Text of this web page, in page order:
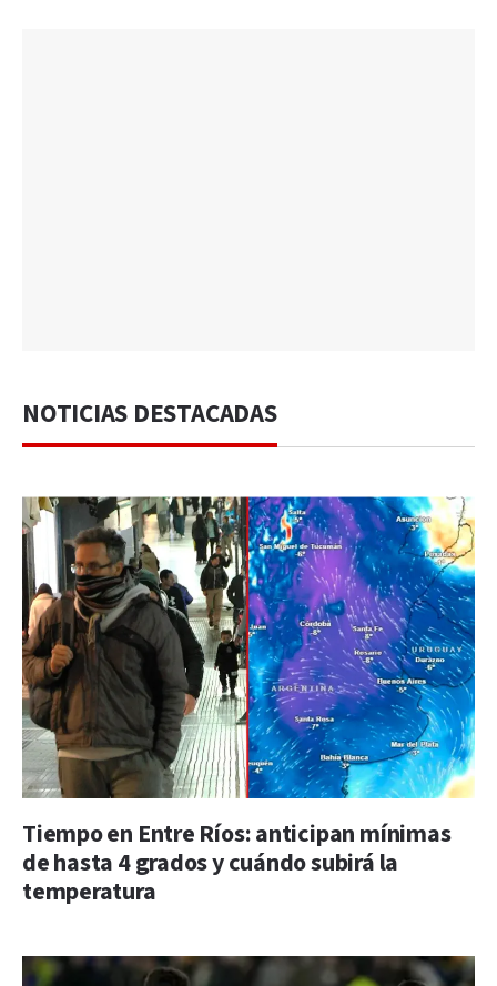
NOTICIAS DESTACADAS
Tiempo en Entre Ríos: anticipan mínimas
de hasta 4 grados y cuándo subirá la
temperatura